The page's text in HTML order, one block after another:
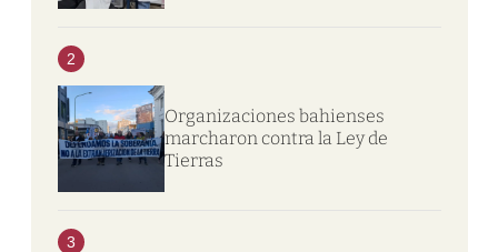
2
Organizaciones bahienses
marcharon contra la Ley de
Tierras
3